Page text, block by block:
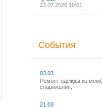
23.07.2026 19:01
События
03.03
Ремонт одежды из
снаряжения.
21.03